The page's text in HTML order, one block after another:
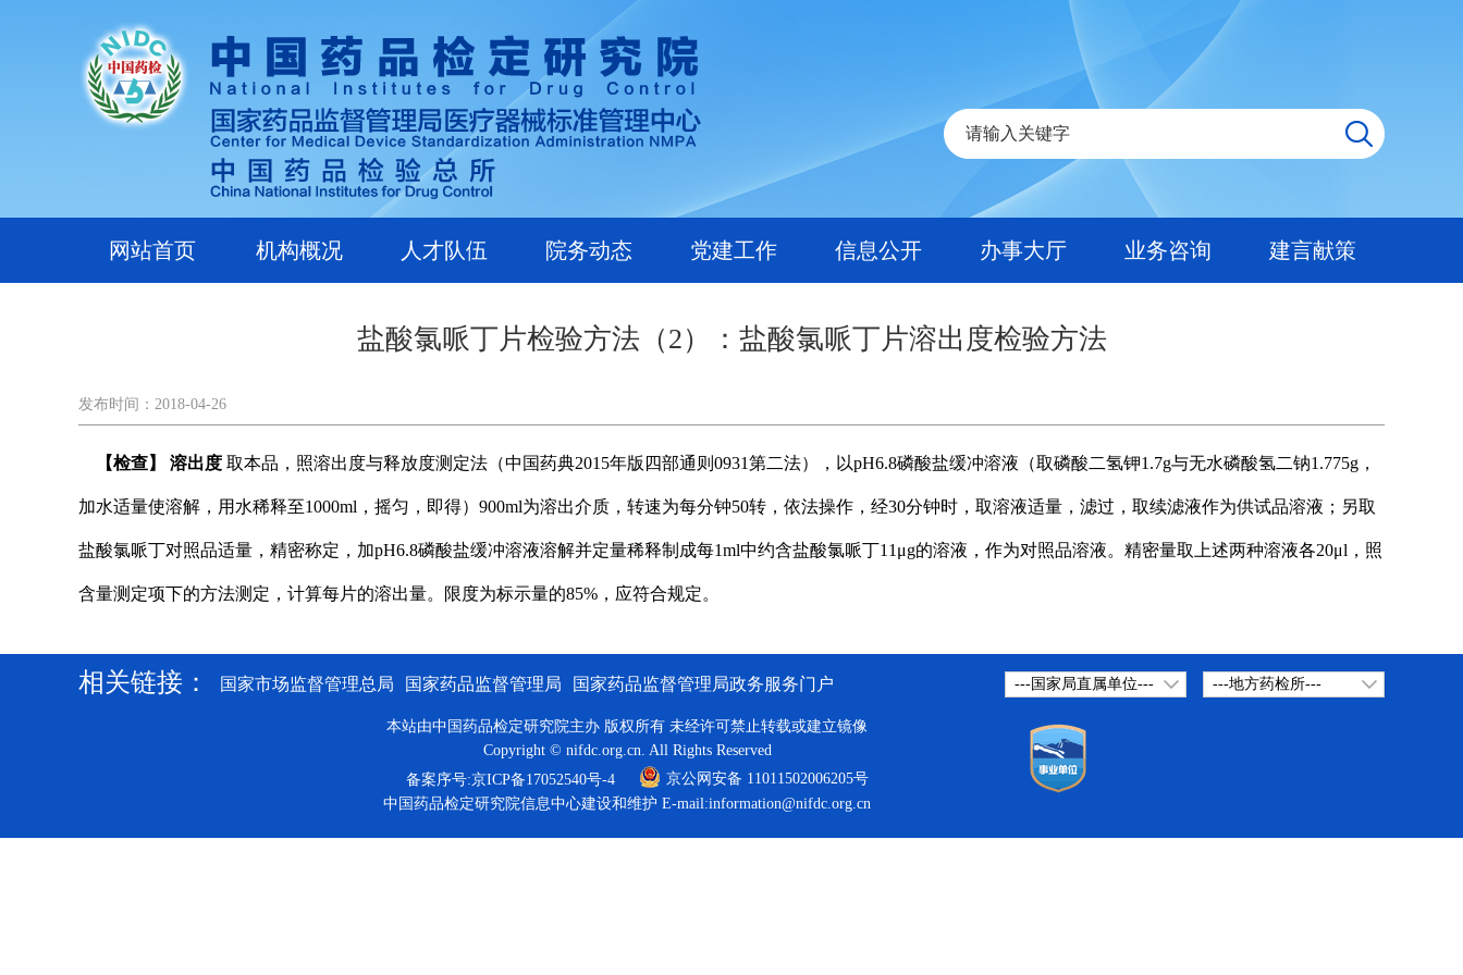
网站首页 机构概况 人才队伍 院务动态 党建工作 信息公开 办事大厅 业务咨询 建言献策
盐酸氯哌丁片检验方法（2）：盐酸氯哌丁片溶出度检验方法
发布时间：2018-04-26
【检查】 溶出度 取本品，照溶出度与释放度测定法（中国药典2015年版四部通则0931第二法），以pH6.8磷酸盐缓冲溶液（取磷酸二氢钾1.7g与无水磷酸氢二钠1.775g，
加水适量使溶解，用水稀释至1000ml，摇匀，即得）900ml为溶出介质，转速为每分钟50转，依法操作，经30分钟时，取溶液适量，滤过，取续滤液作为供试品溶液；另取
盐酸氯哌丁对照品适量，精密称定，加pH6.8磷酸盐缓冲溶液溶解并定量稀释制成每1ml中约含盐酸氯哌丁11μg的溶液，作为对照品溶液。精密量取上述两种溶液各20μl，照
含量测定项下的方法测定，计算每片的溶出量。限度为标示量的85%，应符合规定。
相关链接： 国家市场监督管理总局 国家药品监督管理局 国家药品监督管理局政务服务门户 ---地方药检所---
---国家局直属单位---
本站由中国药品检定研究院主办 版权所有 未经许可禁止转载或建立镜像
Copyright © nifdc.org.cn. All Rights Reserved
备案序号:京ICP备17052540号-4
京公网安备 11011502006205号
中国药品检定研究院信息中心建设和维护 E-mail:information@nifdc.org.cn